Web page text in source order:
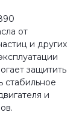
от
и других
защитить
стабильное
и